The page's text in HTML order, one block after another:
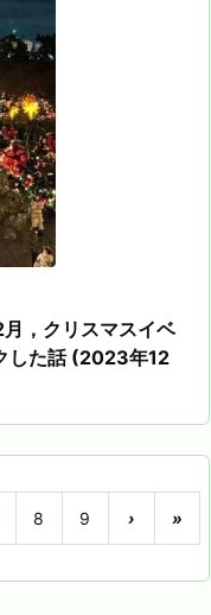
，クリスマスイベ
した話 (2023年12
8 9 › »